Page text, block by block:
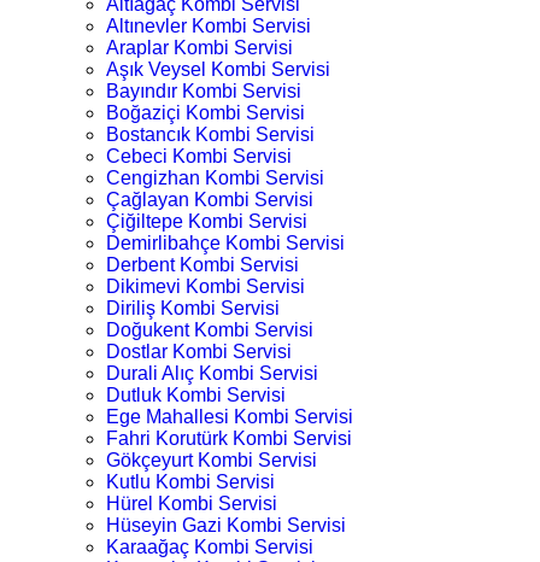
Altıağaç Kombi Servisi
Altınevler Kombi Servisi
Araplar Kombi Servisi
Aşık Veysel Kombi Servisi
Bayındır Kombi Servisi
Boğaziçi Kombi Servisi
Bostancık Kombi Servisi
Cebeci Kombi Servisi
Cengizhan Kombi Servisi
Çağlayan Kombi Servisi
Çiğiltepe Kombi Servisi
Demirlibahçe Kombi Servisi
Derbent Kombi Servisi
Dikimevi Kombi Servisi
Diriliş Kombi Servisi
Doğukent Kombi Servisi
Dostlar Kombi Servisi
Durali Alıç Kombi Servisi
Dutluk Kombi Servisi
Ege Mahallesi Kombi Servisi
Fahri Korutürk Kombi Servisi
Gökçeyurt Kombi Servisi
Kutlu Kombi Servisi
Hürel Kombi Servisi
Hüseyin Gazi Kombi Servisi
Karaağaç Kombi Servisi